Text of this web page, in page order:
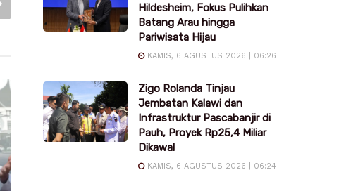
Hildesheim, Fokus Pulihkan
Batang Arau hingga
Pariwisata Hijau
KAMIS, 6 AGUSTUS 2026 | 06:26
Zigo Rolanda Tinjau
Jembatan Kalawi dan
Infrastruktur Pascabanjir di
Pauh, Proyek Rp25,4 Miliar
Dikawal
KAMIS, 6 AGUSTUS 2026 | 06:24